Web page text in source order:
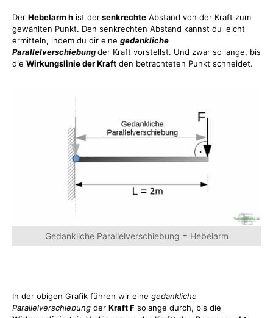
Der Hebelarm h ist dersenkrechte Abstand von der Kraft zum
gewählten Punkt. Den senkrechten Abstand kannst du leicht
ermitteln, indem du dir eine gedankliche
Parallelverschiebungder Kraft vorstellst. Und zwar so lange, bis
die Wirkungslinie der Kraft den betrachteten Punkt schneidet.
Gedankliche Parallelverschiebung = Hebelarm
In der obigen Grafik führen wir eine gedankliche
Parallelverschiebung der Kraft F solange durch, bis die